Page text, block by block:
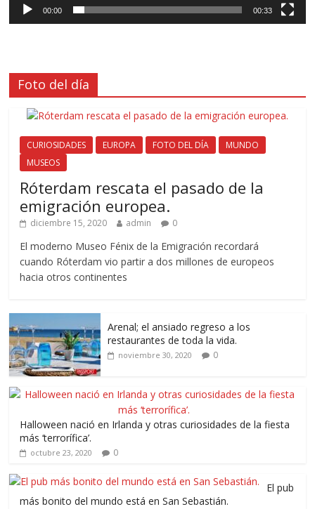
00:00 00:33
Foto del día
CURIOSIDADES EUROPA FOTO DEL DÍA
MUNDO
MUSEOS
Róterdam rescata el pasado de la
emigración europea.
diciembre 15, 2020 admin 0
El moderno Museo Fénix de la Emigración recordará
cuando Róterdam vio partir a dos millones de europeos
hacia otros continentes
Arenal; el ansiado regreso a los
restaurantes de toda la vida.
noviembre 30, 2020 0
Halloween nació en Irlanda y otras curiosidades de la fiesta
más ‘terrorífica’.
octubre 23, 2020 0
El pub
más bonito del mundo está en San Sebastián.